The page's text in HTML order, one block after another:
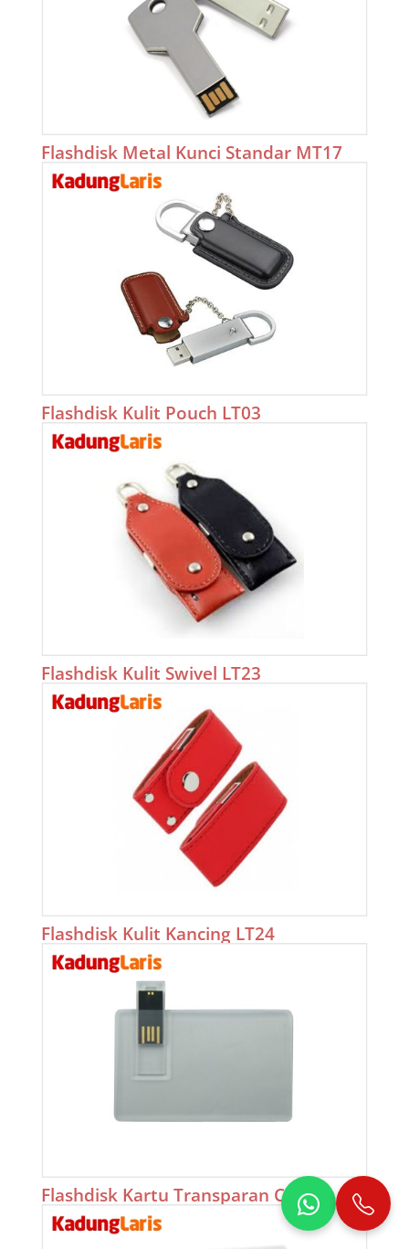
Flashdisk Metal Kunci Standar MT17
Flashdisk Kulit Pouch LT03
Flashdisk Kulit Swivel LT23
Flashdisk Kulit Kancing LT24
Flashdisk Kartu Transparan CD11